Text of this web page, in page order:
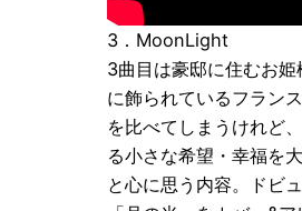
3．MoonLight
3曲目は豪邸に住むお姫
に飾られているフラン
を比べてしまうけれど
る小さな希望・幸福を
と心に思う内容。ドビ